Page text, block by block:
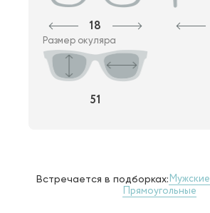
18
Размер окуляра
51
Встречается в подборках:Мужские
Прямоугольные